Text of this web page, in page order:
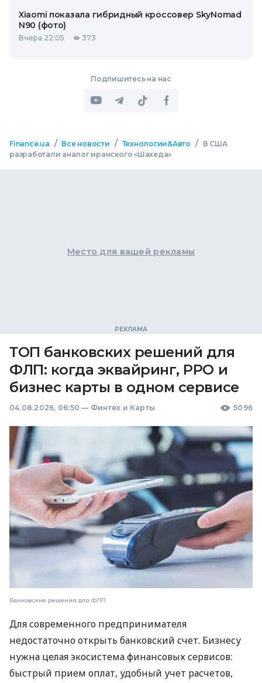
Xiaomi показала гибридный кроссовер SkyNomad
N90 (фото)
Вчера 22:05 373
Подпишитесь на нас
Finance.ua / Все новости / Технологии&Авто /
В США
разработали аналог иранского «Шахеда»
Место для вашей рекламы
ТОП банковских решений для
ФЛП: когда эквайринг, РРО и
бизнес карты в одном сервисе
04.08.2026, 06:50 — Финтех и Карты 5096
Банковские решения для ФЛП
Для современного предпринимателя
недостаточно открыть банковский счет. Бизнесу
нужна целая экосистема финансовых сервисов:
быстрый прием оплат, удобный учет расчетов,